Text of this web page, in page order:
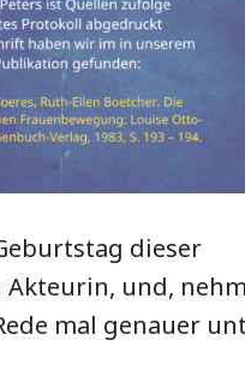
dieser
Akteurin, und,
mal genauer